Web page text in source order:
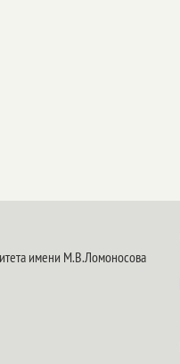
имени М.В.Ломоносова